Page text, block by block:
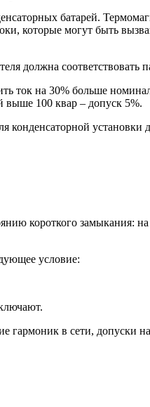
батарей.
которые могут быть
должна соответствовать
ток на 30% больше
выше 100 квар – допуск 5%.
конденсаторной
короткого замыкания:
условие:
в сети, допуски